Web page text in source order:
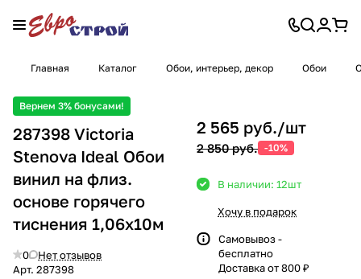
Главная Каталог Обои, интерьер, декор Обои
Вернем 3% бонусами!
287398 Victoria
Stenova Ideal Обои
винил на флиз.
основе горячего
тиснения 1,06х10м
0
Нет отзывов
Арт. 287398
2 565 руб./шт
2 850 руб. -10%
В наличии: 12шт
Хочу в подарок
Самовывоз -
бесплатно
Доставка от 800 ₽